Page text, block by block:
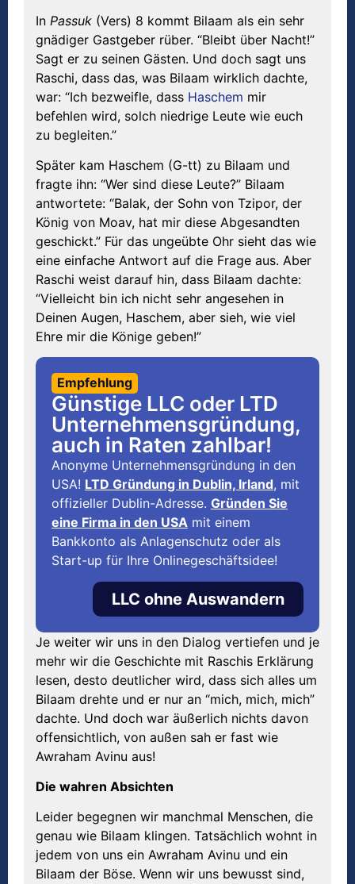
In Passuk (Vers) 8 kommt Bilaam als ein sehr
gnädiger Gastgeber rüber. “Bleibt über Nacht!”
Sagt er zu seinen Gästen. Und doch sagt uns
Raschi, dass das, was Bilaam wirklich dachte,
war: “Ich bezweifle, dass Haschem mir
befehlen wird, solch niedrige Leute wie euch
zu begleiten.”
Später kam Haschem (G-tt) zu Bilaam und
fragte ihn: “Wer sind diese Leute?” Bilaam
antwortete: “Balak, der Sohn von Tzipor, der
König von Moav, hat mir diese Abgesandten
geschickt.” Für das ungeübte Ohr sieht das wie
eine einfache Antwort auf die Frage aus. Aber
Raschi weist darauf hin, dass Bilaam dachte:
“Vielleicht bin ich nicht sehr angesehen in
Deinen Augen, Haschem, aber sieh, wie viel
Ehre mir die Könige geben!”
Empfehlung
Günstige LLC oder LTD
Unternehmensgründung,
auch in Raten zahlbar!
Anonyme Unternehmensgründung in den
USA! LTD Gründung in Dublin, Irland, mit
offizieller Dublin-Adresse. Gründen Sie
eine Firma in den USA mit einem
Bankkonto als Anlagenschutz oder als
Start-up für Ihre Onlinegeschäftsidee!
LLC ohne Auswandern
Je weiter wir uns in den Dialog vertiefen und je
mehr wir die Geschichte mit Raschis Erklärung
lesen, desto deutlicher wird, dass sich alles um
Bilaam drehte und er nur an “mich, mich, mich”
dachte. Und doch war äußerlich nichts davon
offensichtlich, von außen sah er fast wie
Awraham Avinu aus!
Die wahren Absichten
Leider begegnen wir manchmal Menschen, die
genau wie Bilaam klingen. Tatsächlich wohnt in
jedem von uns ein Awraham Avinu und ein
Bilaam der Böse. Wenn wir uns bewusst sind,